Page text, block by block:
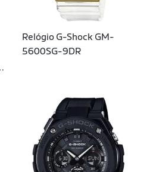
Relógio G-Shock GM-
5600SG-9DR